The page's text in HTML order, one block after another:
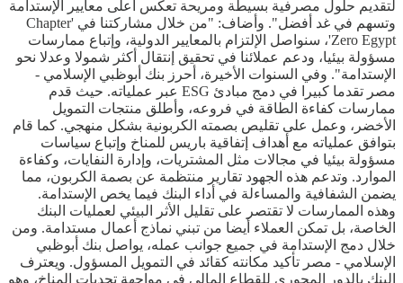
لتقديم حلول مصرفية بسيطة ومريحة تعكس أعلى معايير الإستدامة
وتسهم في غد أفضل". وأضاف: "من خلال مشاركتنا في 'Chapter
Zero Egypt'، سنواصل الإلتزام بالمعايير الدولية، وإتباع ممارسات
مسؤولة بيئيا، ودعم عملائنا في تحقيق إنتقال أكثر شمولا وعدلا نحو
الإستدامة". وفي السنوات الأخيرة، أحرز بنك أبوظبي الإسلامي -
مصر تقدما كبيرا في دمج مبادئ ESG عبر عملياته. حيث قدم
ممارسات كفاءة الطاقة في فروعه، وأطلق منتجات التمويل
الأخضر، وعمل على تقليص بصمته الكربونية بشكل منهجي. كما قام
بتوافق عملياته مع أهداف إتفاقية باريس للمناخ وإتباع سياسات
مسؤولة بيئيا في مجالات مثل المشتريات، وإدارة النفايات، وكفاءة
الموارد. وتدعم هذه الجهود تقارير منتظمة عن بصمة الكربون، مما
يضمن الشفافية والمساءلة في أداء البنك فيما يخص الإستدامة.
وهذه الممارسات لا تقتصر على تقليل الأثر البيئي لعمليات البنك
الخاصة، بل تمكن العملاء أيضا من تبني نماذج أعمال مستدامة. ومن
خلال دمج الإستدامة في جميع جوانب عمله، يواصل بنك أبوظبي
الإسلامي - مصر تأكيد مكانته كقائد في التمويل المسؤول. ويعترف
البنك بالدور المحوري للقطاع المالي في مواجهة تحديات المناخ، وهو